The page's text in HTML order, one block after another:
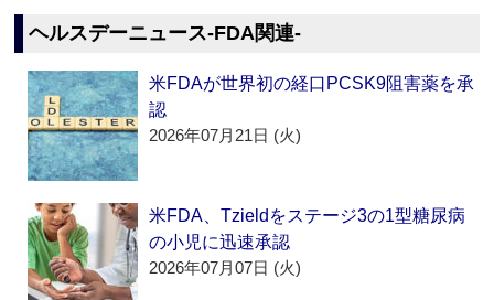
ヘルスデーニュース‐FDA関連‐
米FDAが世界初の経口PCSK9阻害薬を承
認
2026年07月21日 (火)
米FDA、Tzieldをステージ3の1型糖尿病
の小児に迅速承認
2026年07月07日 (火)